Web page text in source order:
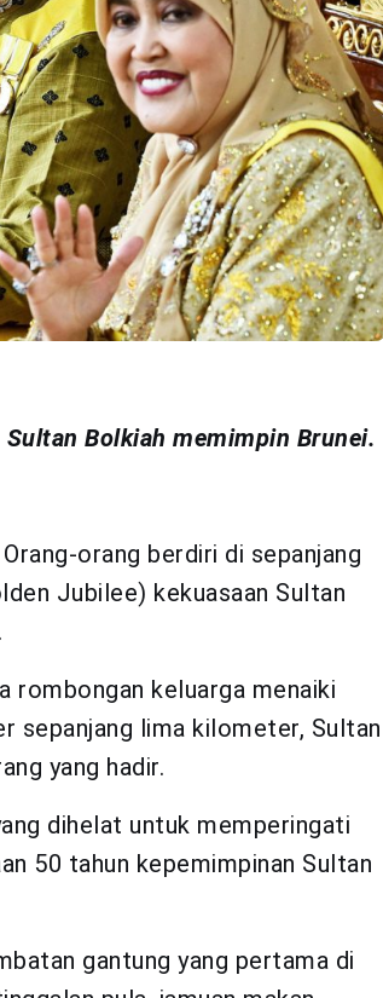
Bolkiah memimpin Brunei.
orang berdiri di sepanjang
Jubilee) kekuasaan Sultan
rombongan keluarga menaiki
sepanjang lima kilometer, Sultan
yang hadir.
dihelat untuk memperingati
50 tahun kepemimpinan Sultan
gantung yang pertama di